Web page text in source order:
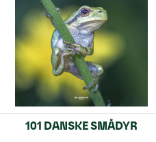
101 DANSKE SMÅDYR